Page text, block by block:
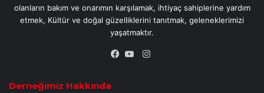
olanların bakım ve onarımın karşılamak, ihtiyaç sahiplerine yardım
etmek, Kültür ve doğal güzelliklerini tanıtmak, geleneklerimizi
yaşatmaktır.
Instagram
Derneğimiz Hakkında